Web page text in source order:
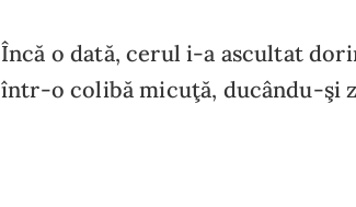
Încă o dată, cerul i-a ascultat
într-o colibă micuţă, ducându-şi